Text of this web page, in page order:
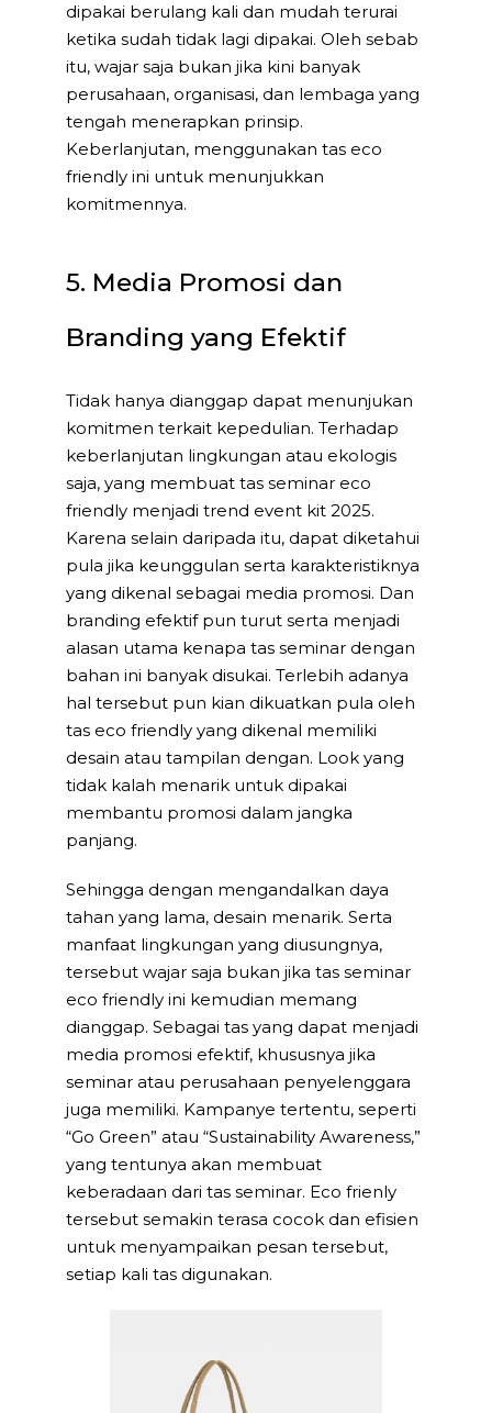
dipakai berulang kali dan mudah terurai
ketika sudah tidak lagi dipakai. Oleh sebab
itu, wajar saja bukan jika kini banyak
perusahaan, organisasi, dan lembaga yang
tengah menerapkan prinsip.
Keberlanjutan, menggunakan tas eco
friendly ini untuk menunjukkan
komitmennya.
5. Media Promosi dan
Branding yang Efektif
Tidak hanya dianggap dapat menunjukan
komitmen terkait kepedulian. Terhadap
keberlanjutan lingkungan atau ekologis
saja, yang membuat tas seminar eco
friendly menjadi trend event kit 2025.
Karena selain daripada itu, dapat diketahui
pula jika keunggulan serta karakteristiknya
yang dikenal sebagai media promosi. Dan
branding efektif pun turut serta menjadi
alasan utama kenapa tas seminar dengan
bahan ini banyak disukai. Terlebih adanya
hal tersebut pun kian dikuatkan pula oleh
tas eco friendly yang dikenal memiliki
desain atau tampilan dengan. Look yang
tidak kalah menarik untuk dipakai
membantu promosi dalam jangka
panjang.
Sehingga dengan mengandalkan daya
tahan yang lama, desain menarik. Serta
manfaat lingkungan yang diusungnya,
tersebut wajar saja bukan jika tas seminar
eco friendly ini kemudian memang
dianggap. Sebagai tas yang dapat menjadi
media promosi efektif, khususnya jika
seminar atau perusahaan penyelenggara
juga memiliki. Kampanye tertentu, seperti
“Go Green” atau “Sustainability Awareness,”
yang tentunya akan membuat
keberadaan dari tas seminar. Eco frienly
tersebut semakin terasa cocok dan efisien
untuk menyampaikan pesan tersebut,
setiap kali tas digunakan.